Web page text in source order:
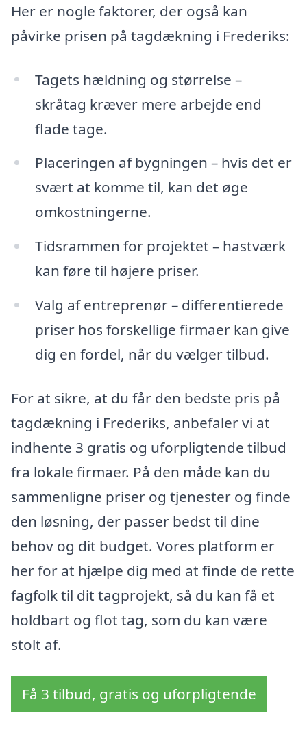
Her er nogle faktorer, der også kan
påvirke prisen på tagdækning i Frederiks:
Tagets hældning og størrelse –
skråtag kræver mere arbejde end
flade tage.
Placeringen af bygningen – hvis det er
svært at komme til, kan det øge
omkostningerne.
Tidsrammen for projektet – hastværk
kan føre til højere priser.
Valg af entreprenør – differentierede
priser hos forskellige firmaer kan give
dig en fordel, når du vælger tilbud.
For at sikre, at du får den bedste pris på
tagdækning i Frederiks, anbefaler vi at
indhente 3 gratis og uforpligtende tilbud
fra lokale firmaer. På den måde kan du
sammenligne priser og tjenester og finde
den løsning, der passer bedst til dine
behov og dit budget. Vores platform er
her for at hjælpe dig med at finde de rette
fagfolk til dit tagprojekt, så du kan få et
holdbart og flot tag, som du kan være
stolt af.
Få 3 tilbud, gratis og uforpligtende